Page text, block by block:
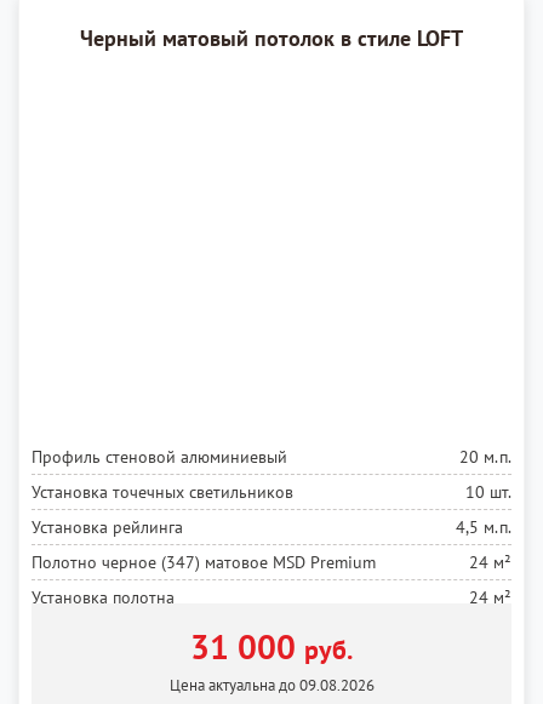
Черный матовый потолок в стиле LOFT
Профиль стеновой алюминиевый
20 м.п.
Установка точечных светильников
10 шт.
Установка рейлинга
4,5 м.п.
Полотно черное (347) матовое MSD Premium
24 м²
Установка полотна
24 м²
31 000 руб.
Цена актуальна до 09.08.2026